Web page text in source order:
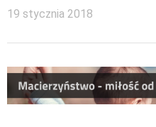
19 stycznia 2018